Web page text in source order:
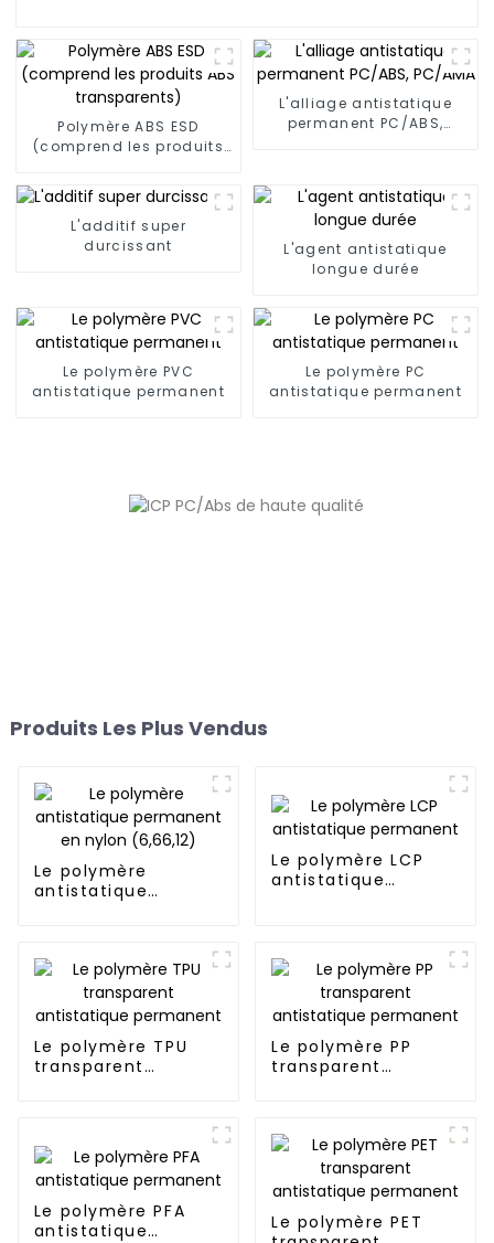
Polymère ABS ESD
(comprend les produits
L'alliage antistatique
permanent PC/ABS,
L'additif super
durcissant
L'agent antistatique
longue durée
Le polymère PVC
antistatique permanent
Le polymère PC
antistatique permanent
Produits Les Plus Vendus
Le polymère
antistatique
Le polymère LCP
antistatique
Le polymère TPU
transparent
Le polymère PP
transparent
Le polymère PFA
antistatique
Le polymère PET